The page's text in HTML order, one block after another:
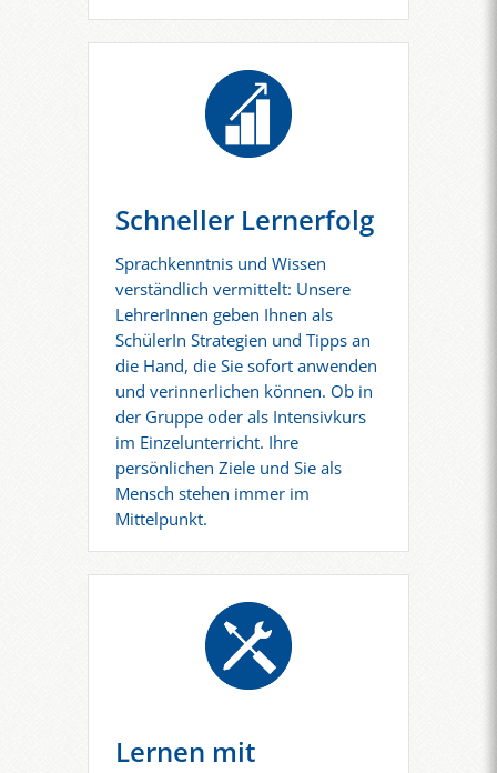
Schneller Lernerfolg
Sprachkenntnis und Wissen
verständlich vermittelt: Unsere
LehrerInnen geben Ihnen als
SchülerIn Strategien und Tipps an
die Hand, die Sie sofort anwenden
und verinnerlichen können. Ob in
der Gruppe oder als Intensivkurs
im Einzelunterricht. Ihre
persönlichen Ziele und Sie als
Mensch stehen immer im
Mittelpunkt.
Lernen mit